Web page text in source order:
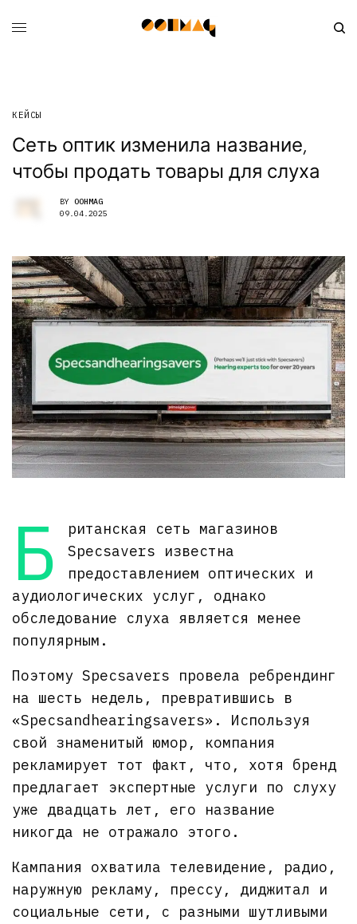
КЕЙСЫ
Сеть оптик изменила название,
чтобы продать товары для слуха
BY OOHMAG
09.04.2025
Б
ританская сеть магазинов
Specsavers известна
предоставлением оптических и
аудиологических услуг, однако
обследование слуха является менее
популярным.
Поэтому Specsavers провела ребрендинг
на шесть недель, превратившись в
«Specsandhearingsavers». Используя
свой знаменитый юмор, компания
рекламирует тот факт, что, хотя бренд
предлагает экспертные услуги по слуху
уже двадцать лет, его название
никогда не отражало этого.
Кампания охватила телевидение, радио,
наружную рекламу, прессу, диджитал и
социальные сети, с разными шутливыми